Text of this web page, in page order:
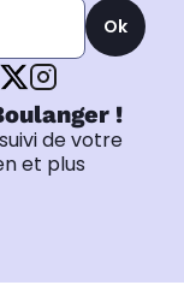
Ok
!
de votre
et plus